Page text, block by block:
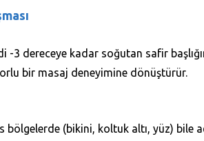
-3 dereceye kadar soğutan safir
bir masaj deneyimine dönüştürür.
bölgelerde (bikini, koltuk altı, yüz) bile